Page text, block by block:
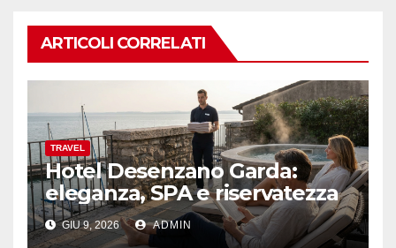
ARTICOLI CORRELATI
TRAVEL
Hotel Desenzano Garda:
eleganza, SPA e riservatezza
GIU 9, 2026 ADMIN